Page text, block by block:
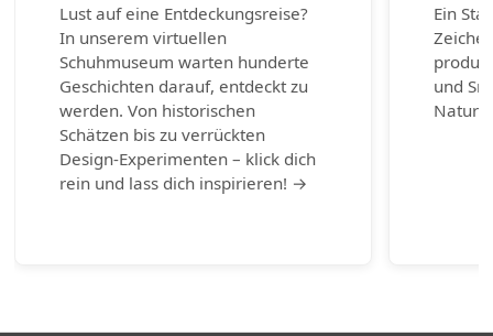
Lust auf eine Entdeckungsreise?
In unserem virtuellen
Schuhmuseum warten hunderte
Geschichten darauf, entdeckt zu
werden. Von historischen
Schätzen bis zu verrückten
Design-Experimenten – klick dich
rein und lass dich inspirieren! →
Ein
und